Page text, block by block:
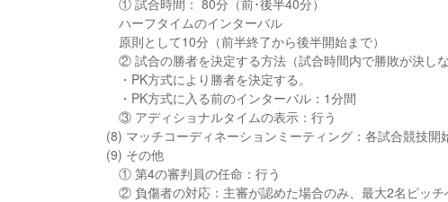
① 試合時間： 80分（前･後半40分）
ハーフタイムのインターバル
原則として10分（前半終了から後半開始まで）
② 試合の勝者を決定する方法（試合時間内で勝敗が決しな
・PK方式により勝者を決定する。
・PK方式に入る前のインターバル：1分間
③ アディショナルタイムの表示：行う
(8) マッチコーディネーションミーティング：各試合競技開
(9) その他
① 第4の審判員の任命：行う
② 負傷者の対応：主審が認めた場合のみ、最大2名ピッチ